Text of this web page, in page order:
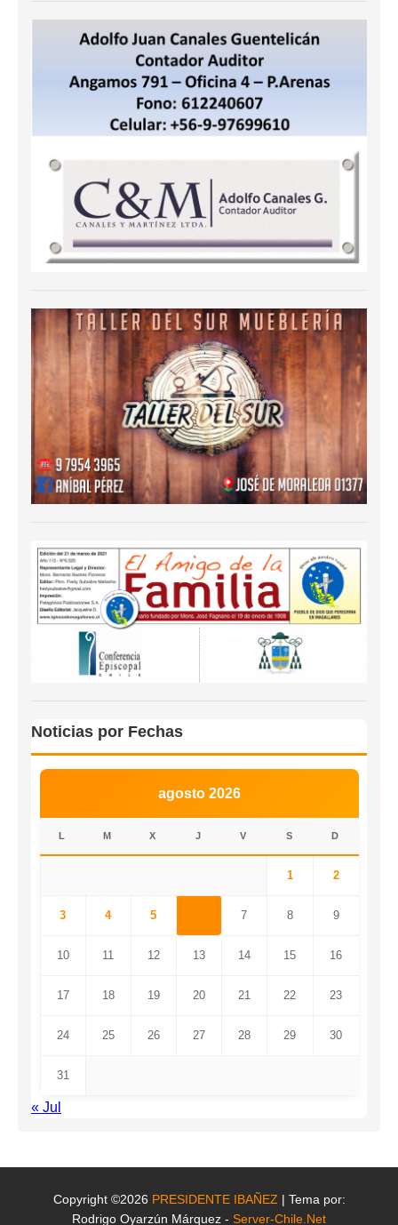
Noticias por Fechas
agosto 2026
L M X J V S D
1 2
3 4 5 7 8 9
10 11 12 13 14 15 16
17 18 19 20 21 22 23
24 25 26 27 28 29 30
31
« Jul
Copyright ©2026 PRESIDENTE IBAÑEZ | Tema por:
Rodrigo Oyarzún Márquez - Server-Chile.Net